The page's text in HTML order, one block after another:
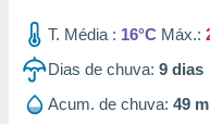
1199
T. Média : 16°C Máx.:
Dias de chuva: 9 dias
Acum. de chuva: 49